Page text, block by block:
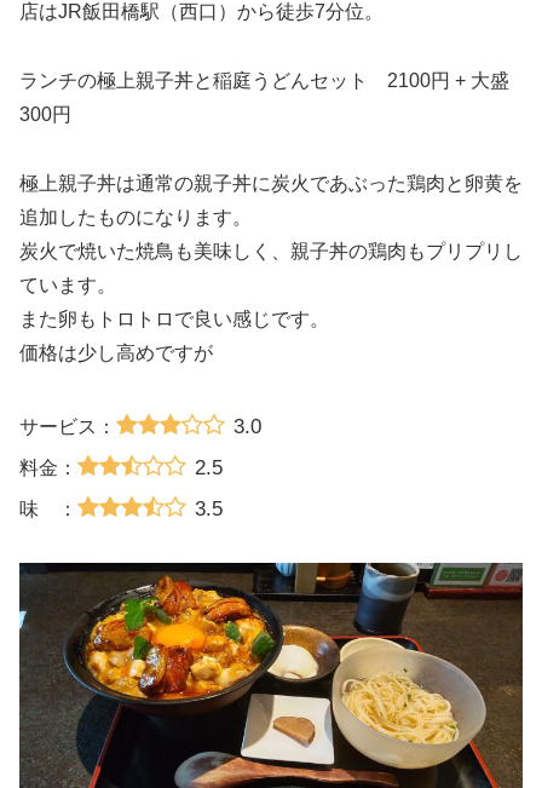
店はJR飯田橋駅（西口）から徒歩7分位。
ランチの極上親子丼と稲庭うどんセット 2100円 + 大盛
300円
極上親子丼は通常の親子丼に炭火であぶった鶏肉と卵黄を
追加したものになります。
炭火で焼いた焼鳥も美味しく、親子丼の鶏肉もプリプリし
ています。
また卵もトロトロで良い感じです。
価格は少し高めですが
サービス： 3.0
料金： 2.5
味 ： 3.5